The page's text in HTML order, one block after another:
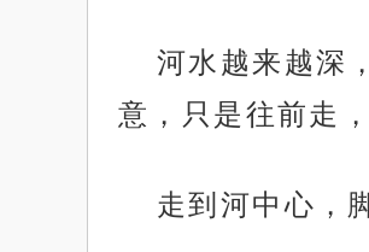
河水越来越深
意，只是往前走
走到河中心，